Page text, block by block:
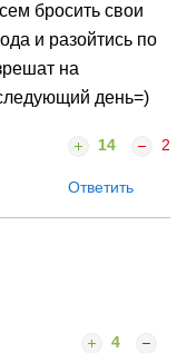
бросить свои
и разойтись по
на
день=)
14 2
Ответить
4